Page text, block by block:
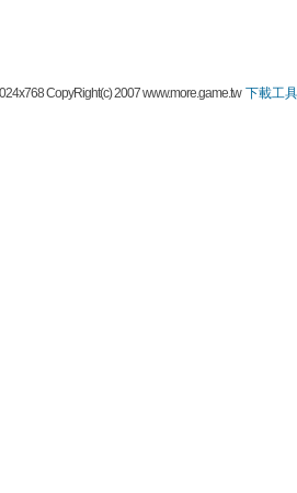
CopyRight(c) 2007 www.more.game.tw下載工